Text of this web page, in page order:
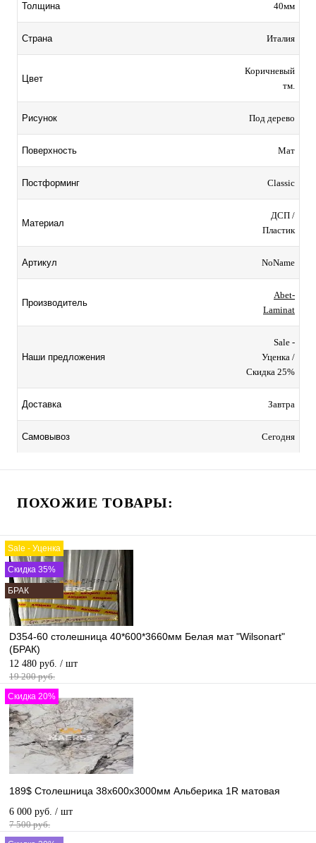
Толщина 40мм
Страна Италия
Цвет
Коричневый
тм.
Рисунок Под дерево
Поверхность Мат
Постформинг Classic
Материал
ДСП /
Пластик
Артикул NoName
Производитель
Abet-
Laminat
Наши предложения
Sale -
Уценка /
Скидка 25%
Доставка Завтра
Самовывоз Сегодня
ПОХОЖИЕ ТОВАРЫ:
Sale - Уценка
Скидка 35%
БРАК
D354-60 столешница 40*600*3660мм Белая мат "Wilsonart"
(БРАК)
12 480 руб. / шт
19 200 руб.
Скидка 20%
189$ Столешница 38х600х3000мм Альберика 1R матовая
6 000 руб. / шт
7 500 руб.